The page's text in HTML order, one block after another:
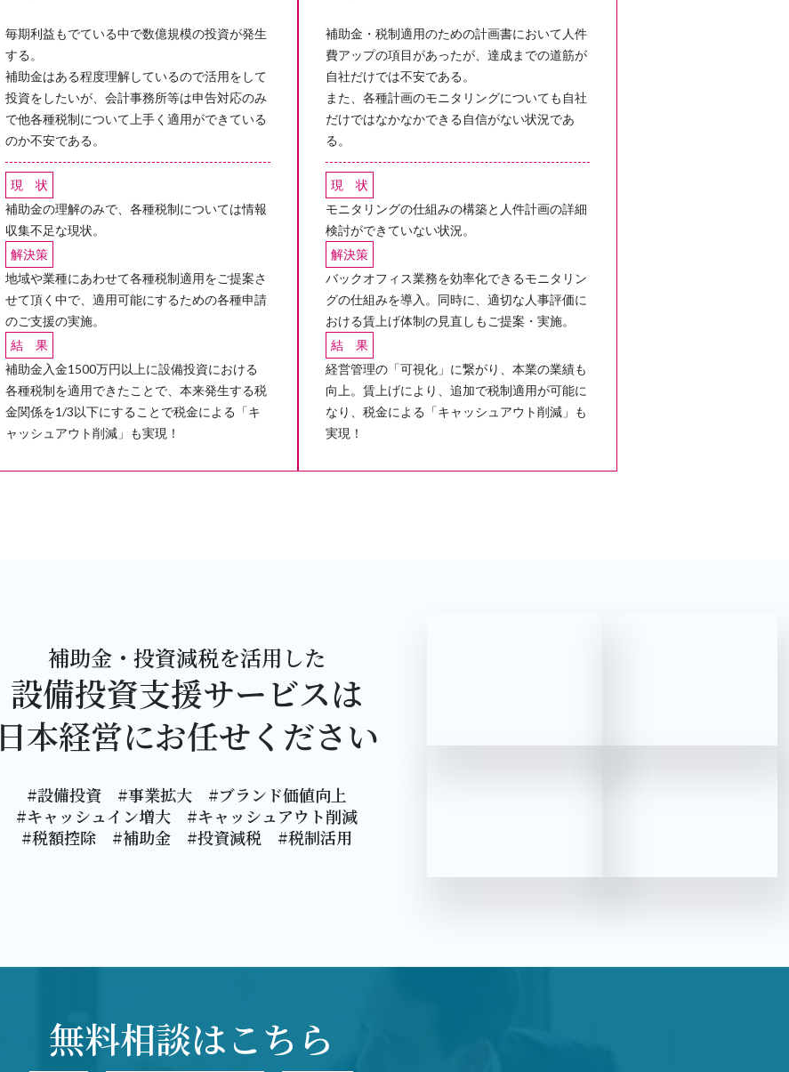
毎期利益もでている中で数億規模の投資が発生
する。
補助金はある程度理解しているので活用をして
投資をしたいが、会計事務所等は申告対応のみ
で他各種税制について上手く適用ができている
のか不安である。
現 状
補助金の理解のみで、各種税制については情報
収集不足な現状。
解決策
地域や業種にあわせて各種税制適用をご提案さ
せて頂く中で、適用可能にするための各種申請
のご支援の実施。
結 果
補助金入金1500万円以上に設備投資における
各種税制を適用できたことで、本来発生する税
金関係を1/3以下にすることで税金による「キ
ャッシュアウト削減」も実現！
補助金・税制適用のための計画書において人件
費アップの項目があったが、達成までの道筋が
自社だけでは不安である。
また、各種計画のモニタリングについても自社
だけではなかなかできる自信がない状況であ
る。
現 状
モニタリングの仕組みの構築と人件計画の詳細
検討ができていない状況。
解決策
バックオフィス業務を効率化できるモニタリン
グの仕組みを導入。同時に、適切な人事評価に
おける賃上げ体制の見直しもご提案・実施。
結 果
経営管理の「可視化」に繋がり、本業の業績も
向上。賃上げにより、追加で税制適用が可能に
なり、税金による「キャッシュアウト削減」も
実現！
補助金・投資減税を活用した
設備投資支援サービスは
日本経営にお任せください
#設備投資 #事業拡大 #ブランド価値向上
#キャッシュイン増大 #キャッシュアウト削減
#税額控除 #補助金 #投資減税 #税制活用
無料相談はこちら